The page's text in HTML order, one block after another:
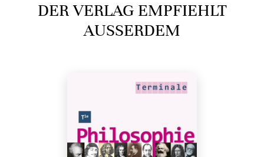
DER VERLAG EMPFIEHLT
AUSSERDEM